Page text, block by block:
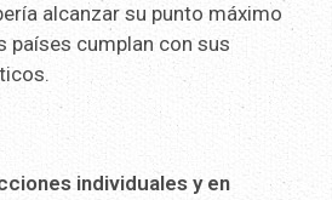
alcanzar su punto máximo
países cumplan con sus
individuales y en